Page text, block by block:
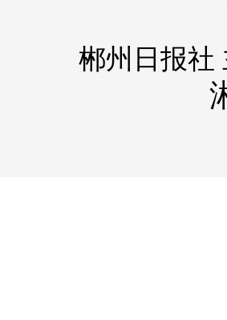
郴州日报社